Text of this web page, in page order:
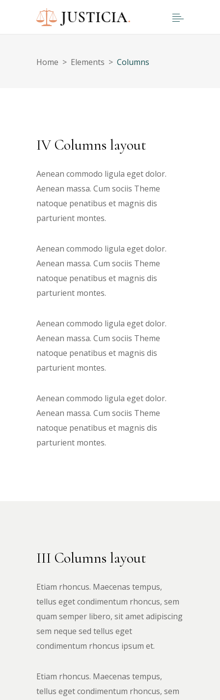
Home > Elements > Columns
IV Columns layout
Aenean commodo ligula eget dolor.
Aenean massa. Cum sociis Theme
natoque penatibus et magnis dis
parturient montes.
Aenean commodo ligula eget dolor.
Aenean massa. Cum sociis Theme
natoque penatibus et magnis dis
parturient montes.
Aenean commodo ligula eget dolor.
Aenean massa. Cum sociis Theme
natoque penatibus et magnis dis
parturient montes.
Aenean commodo ligula eget dolor.
Aenean massa. Cum sociis Theme
natoque penatibus et magnis dis
parturient montes.
III Columns layout
Etiam rhoncus. Maecenas tempus,
tellus eget condimentum rhoncus, sem
quam semper libero, sit amet adipiscing
sem neque sed tellus eget
condimentum rhoncus ipsum et.
Etiam rhoncus. Maecenas tempus,
tellus eget condimentum rhoncus, sem